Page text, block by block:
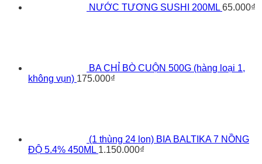
NƯỚC TƯƠNG SUSHI 200ML 65.000₫
BA CHỈ BÒ CUỘN 500G (hàng loại 1,
không vụn) 175.000₫
(1 thùng 24 lon) BIA BALTIKA 7 NỒNG
ĐỘ 5.4% 450ML 1.150.000₫